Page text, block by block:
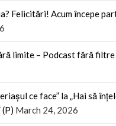
Felicitări! Acum începe
limite – Podcast fără filtre
ce face” la „Hai să
(P) March 24, 2026